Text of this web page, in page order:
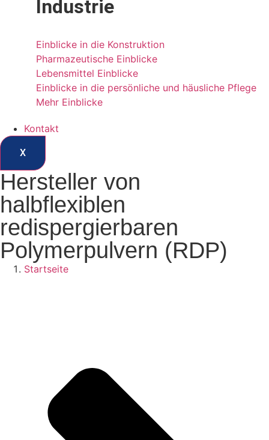
Industrie
Einblicke in die Konstruktion
Pharmazeutische Einblicke
Lebensmittel Einblicke
Einblicke in die persönliche und häusliche Pflege
Mehr Einblicke
Kontakt
X
Hersteller von
halbflexiblen
redispergierbaren
Polymerpulvern (RDP)
Startseite